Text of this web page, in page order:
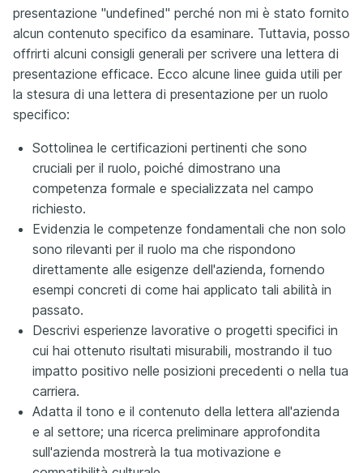
presentazione "undefined" perché non mi è stato fornito
alcun contenuto specifico da esaminare. Tuttavia, posso
offrirti alcuni consigli generali per scrivere una lettera di
presentazione efficace. Ecco alcune linee guida utili per
la stesura di una lettera di presentazione per un ruolo
specifico:
Sottolinea le certificazioni pertinenti che sono
cruciali per il ruolo, poiché dimostrano una
competenza formale e specializzata nel campo
richiesto.
Evidenzia le competenze fondamentali che non solo
sono rilevanti per il ruolo ma che rispondono
direttamente alle esigenze dell'azienda, fornendo
esempi concreti di come hai applicato tali abilità in
passato.
Descrivi esperienze lavorative o progetti specifici in
cui hai ottenuto risultati misurabili, mostrando il tuo
impatto positivo nelle posizioni precedenti o nella tua
carriera.
Adatta il tono e il contenuto della lettera all'azienda
e al settore; una ricerca preliminare approfondita
sull'azienda mostrerà la tua motivazione e